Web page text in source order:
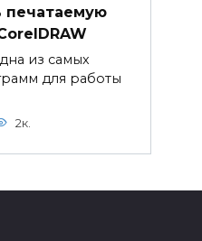
печатаемую
из самых
для работы
2к.